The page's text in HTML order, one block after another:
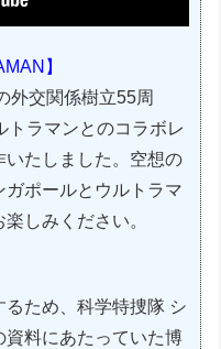
】
外交関係樹立55周
トラマンとのコラボレ
いたしました。空想の
ポールとウルトラマ
しみください。
ため、科学特捜隊 シ
資料にあたっていた博